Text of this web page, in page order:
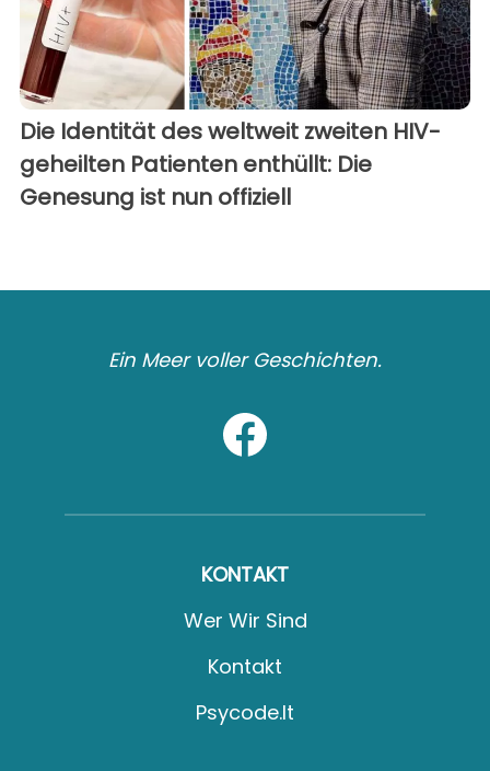
Die Identität des weltweit zweiten HIV-
geheilten Patienten enthüllt: Die
Genesung ist nun offiziell
Ein Meer voller Geschichten.
KONTAKT
Wer Wir Sind
Kontakt
Psycode.it